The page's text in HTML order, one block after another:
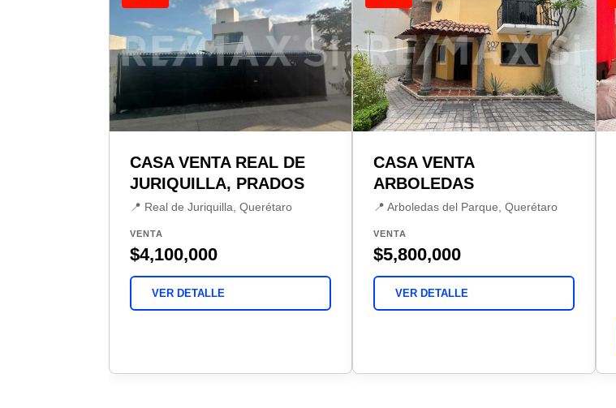
CASA VENTA REAL DE
JURIQUILLA, PRADOS
📍 Real de Juriquilla, Querétaro
VENTA
$4,100,000
VER DETALLE
CASA VENTA
ARBOLEDAS
📍 Arboledas del Parque, Querétaro
VENTA
$5,800,000
VER DETALLE